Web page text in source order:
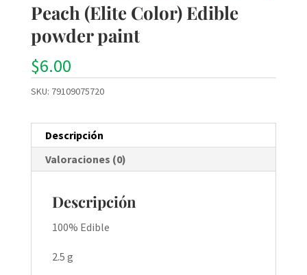
Peach (Elite Color) Edible
powder paint
$6.00
SKU: 79109075720
Descripción
Valoraciones (0)
Descripción
100% Edible
2.5 g